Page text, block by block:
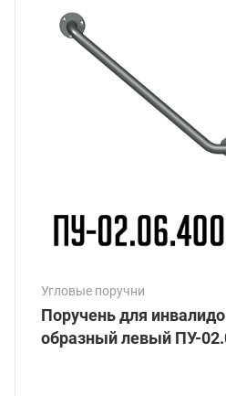
Угловые поручни
Поручень для
образный левый ПУ-